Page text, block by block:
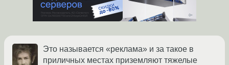
Это называется «реклама» и за такое в
приличных местах приземляют тяжелые